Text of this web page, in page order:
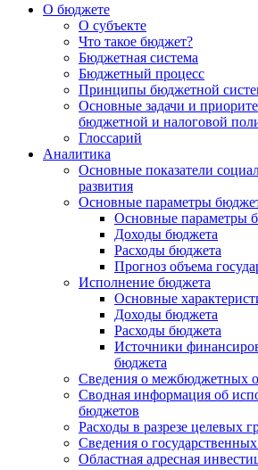
О бюджете
О субъекте
Что такое бюджет?
Бюджетная система
Бюджетный процесс
Принципы бюджетной
Основные задачи и
бюджетной и налоговой
Глоссарий
Аналитика
Основные показатели
развития
Основные параметры
Основные параметры
Доходы бюджета
Расходы бюджета
Прогноз объема
Исполнение бюджета
Основные
Доходы бюджета
Расходы бюджета
Источники
бюджета
Сведения о межбюджетных
Сводная информация об
бюджетов
Расходы в разрезе целевых
Сведения о
Областная адресная